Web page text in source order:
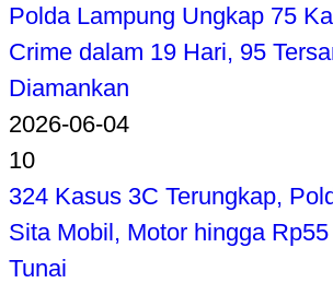
Polda Lampung Ungkap 75
Crime dalam 19 Hari, 95
Diamankan
2026-06-04
10
324 Kasus 3C Terungkap,
Sita Mobil, Motor hingga
Tunai